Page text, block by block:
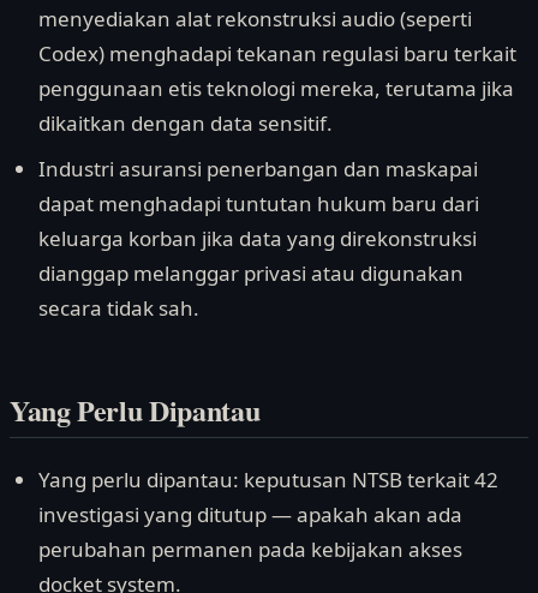
menyediakan alat rekonstruksi audio (seperti
Codex) menghadapi tekanan regulasi baru terkait
penggunaan etis teknologi mereka, terutama jika
dikaitkan dengan data sensitif.
Industri asuransi penerbangan dan maskapai
dapat menghadapi tuntutan hukum baru dari
keluarga korban jika data yang direkonstruksi
dianggap melanggar privasi atau digunakan
secara tidak sah.
Yang Perlu Dipantau
Yang perlu dipantau: keputusan NTSB terkait 42
investigasi yang ditutup — apakah akan ada
perubahan permanen pada kebijakan akses
docket system.